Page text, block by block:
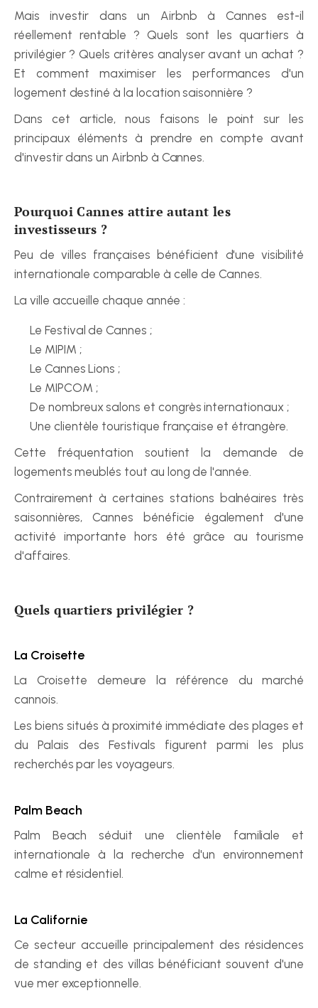
Mais investir dans un Airbnb à Cannes est-il
réellement rentable ? Quels sont les quartiers à
privilégier ? Quels critères analyser avant un achat ?
Et comment maximiser les performances d'un
logement destiné à la location saisonnière ?
Dans cet article, nous faisons le point sur les
principaux éléments à prendre en compte avant
d'investir dans un Airbnb à Cannes.
Pourquoi Cannes attire autant les
investisseurs ?
Peu de villes françaises bénéficient d'une visibilité
internationale comparable à celle de Cannes.
La ville accueille chaque année :
Le Festival de Cannes ;
Le MIPIM ;
Le Cannes Lions ;
Le MIPCOM ;
De nombreux salons et congrès internationaux ;
Une clientèle touristique française et étrangère.
Cette fréquentation soutient la demande de
logements meublés tout au long de l'année.
Contrairement à certaines stations balnéaires très
saisonnières, Cannes bénéficie également d'une
activité importante hors été grâce au tourisme
d'affaires.
Quels quartiers privilégier ?
La Croisette
La Croisette demeure la référence du marché
cannois.
Les biens situés à proximité immédiate des plages et
du Palais des Festivals figurent parmi les plus
recherchés par les voyageurs.
Palm Beach
Palm Beach séduit une clientèle familiale et
internationale à la recherche d'un environnement
calme et résidentiel.
La Californie
Ce secteur accueille principalement des résidences
de standing et des villas bénéficiant souvent d'une
vue mer exceptionnelle.